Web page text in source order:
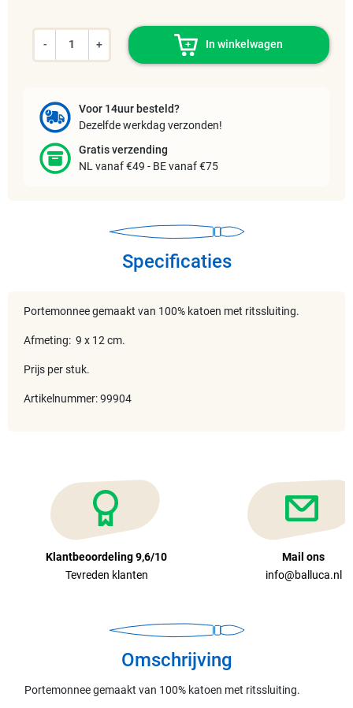
- + In winkelwagen
Voor 14uur besteld?
Dezelfde werkdag verzonden!
Gratis verzending
NL vanaf €49 - BE vanaf €75
Specificaties
Portemonnee gemaakt van 100% katoen met ritssluiting.
Afmeting: 9 x 12 cm.
Prijs per stuk.
Artikelnummer: 99904
Klantbeoordeling 9,6/10
Tevreden klanten
Mail ons
info@balluca.nl
Omschrijving
Portemonnee gemaakt van 100% katoen met ritssluiting.